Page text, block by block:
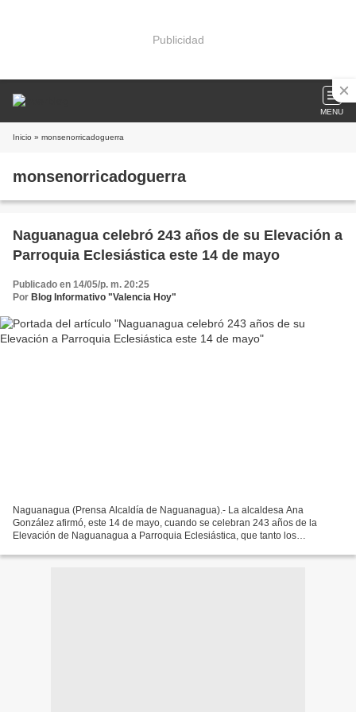
Publicidad
MENU
Inicio » monsenorricadoguerra
monsenorricadoguerra
Naguanagua celebró 243 años de su Elevación a
Parroquia Eclesiástica este 14 de mayo
Publicado en 14/05/p. m. 20:25
Por Blog Informativo "Valencia Hoy"
Naguanagua (Prensa Alcaldía de Naguanagua).- La alcaldesa Ana
González afirmó, este 14 de mayo, cuando se celebran 243 años de la
Elevación de Naguanagua a Parroquia Eclesiástica, que tanto los